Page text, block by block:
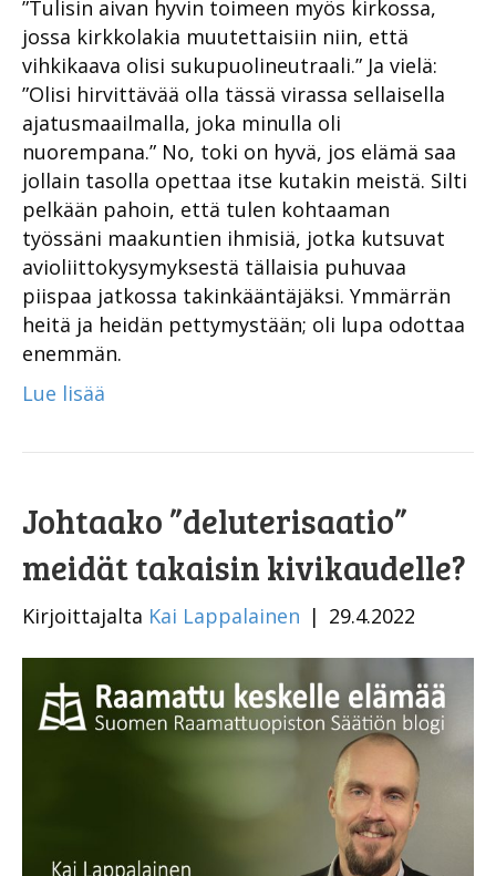
”Tulisin aivan hyvin toimeen myös kirkossa,
jossa kirkkolakia muutettaisiin niin, että
vihkikaava olisi sukupuolineutraali.” Ja vielä:
”Olisi hirvittävää olla tässä virassa sellaisella
ajatusmaailmalla, joka minulla oli
nuorempana.” No, toki on hyvä, jos elämä saa
jollain tasolla opettaa itse kutakin meistä. Silti
pelkään pahoin, että tulen kohtaaman
työssäni maakuntien ihmisiä, jotka kutsuvat
avioliittokysymyksestä tällaisia puhuvaa
piispaa jatkossa takinkääntäjäksi. Ymmärrän
heitä ja heidän pettymystään; oli lupa odottaa
enemmän.
Lue lisää
Johtaako ”deluterisaatio”
meidät takaisin kivikaudelle?
Kirjoittajalta Kai Lappalainen | 29.4.2022